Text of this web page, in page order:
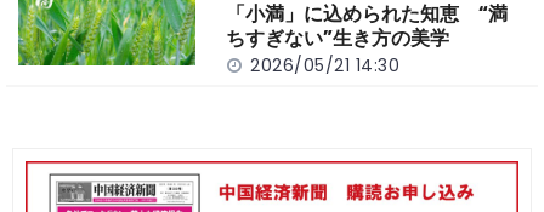
「小満」に込められた知恵 “満
ちすぎない”生き方の美学
2026/05/21 14:30